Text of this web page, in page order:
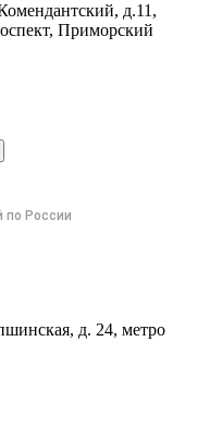
д.11,
Приморский
по России
д. 24, метро